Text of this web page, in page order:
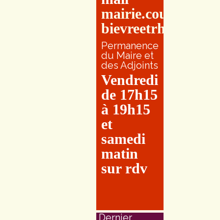
bievreetrhone.fr
Permanence
du Maire et
des Adjoints
Vendredi
de 17h15
à 19h15
et
samedi
matin
sur rdv
Dernier